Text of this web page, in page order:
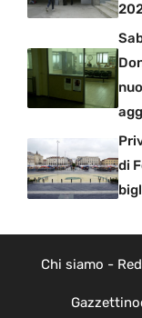
di
Chi siamo -